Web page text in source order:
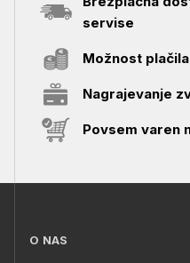
servise
Možnost
Nagrajevanje
Povsem varen
O NAS